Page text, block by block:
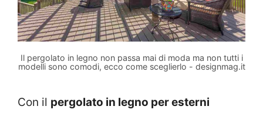
Il pergolato in legno non passa mai di moda ma non tutti i
modelli sono comodi, ecco come sceglierlo - designmag.it
Con il pergolato in legno per esterni